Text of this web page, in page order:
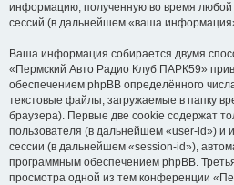
информацию, полученную во время любой
сессий (в дальнейшем «ваша
Ваша информация собирается двумя
«Пермский Авто Радио Клуб ПАРК59»
обеспечением phpBB определённого
текстовые файлы, загружаемые в папку
браузера). Первые две cookie содержат
пользователя (в дальнейшем «user-id») и
сессии (в дальнейшем «session-id»),
программным обеспечением phpBB.
просмотра одной из тем конференции